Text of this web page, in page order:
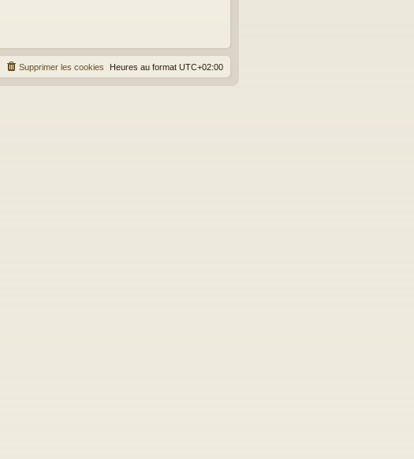
Heures au format UTC+02:00
Supprimer les cookies